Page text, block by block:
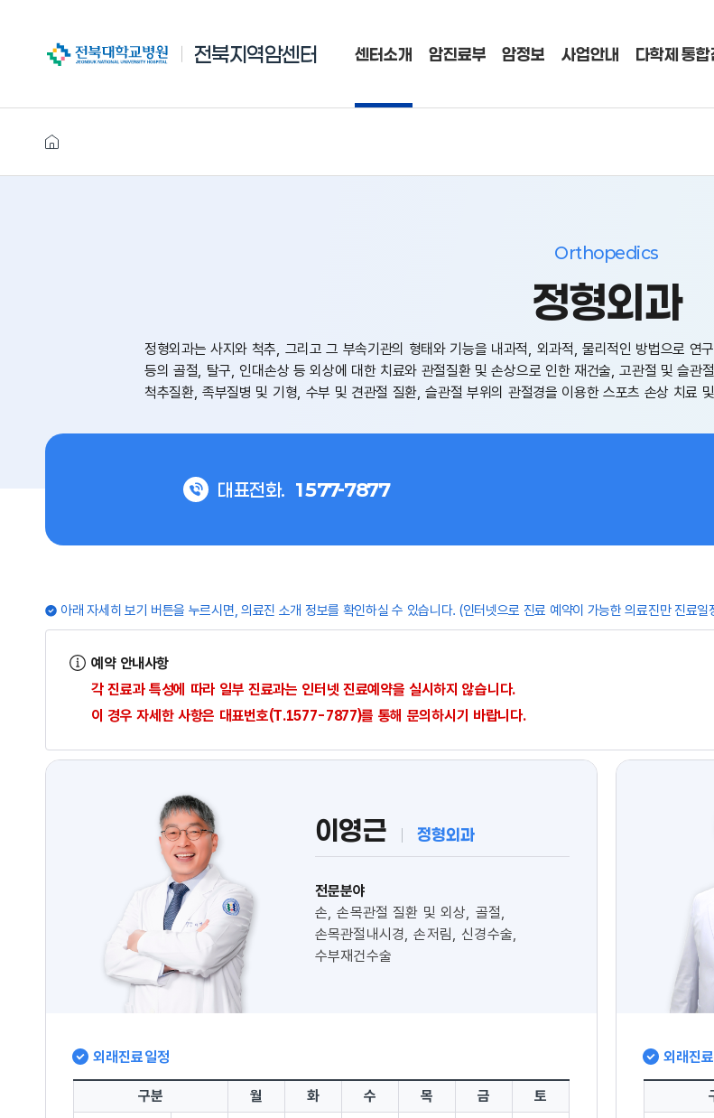
전북대학교병원 전북지역암센터 센터소개 암진료부 암정보 사업안내 다학제 통
Orthopedics
정형외과
정형외과는 사지와 척추, 그리고 그 부속기관의 형태와 기능을 내과적, 외과적, 물리적인 방법으로 연
등의 골절, 탈구, 인대손상 등 외상에 대한 치료와 관절질환 및 손상으로 인한 재건술, 고관절 및 슬관
척추질환, 족부질병 및 기형, 수부 및 견관절 질환, 슬관절 부위의 관절경을 이용한 스포츠 손상 치료
대표전화. 1577-7877
아래 자세히 보기 버튼을 누르시면, 의료진 소개 정보를 확인하실 수 있습니다. (인터넷으로 진료 예약이 가능한 의료진만 진료일
예약 안내사항
각 진료과 특성에 따라 일부 진료과는 인터넷 진료예약을 실시하지 않습니다.
이 경우 자세한 사항은 대표번호(T.1577-7877)를 통해 문의하시기 바랍니다.
이영근 정형외과
전문분야
손, 손목관절 질환 및 외상, 골절,
손목관절내시경, 손저림, 신경수술,
수부재건수술
외래진료일정
구분 월 화 수 목 금 토
외래진